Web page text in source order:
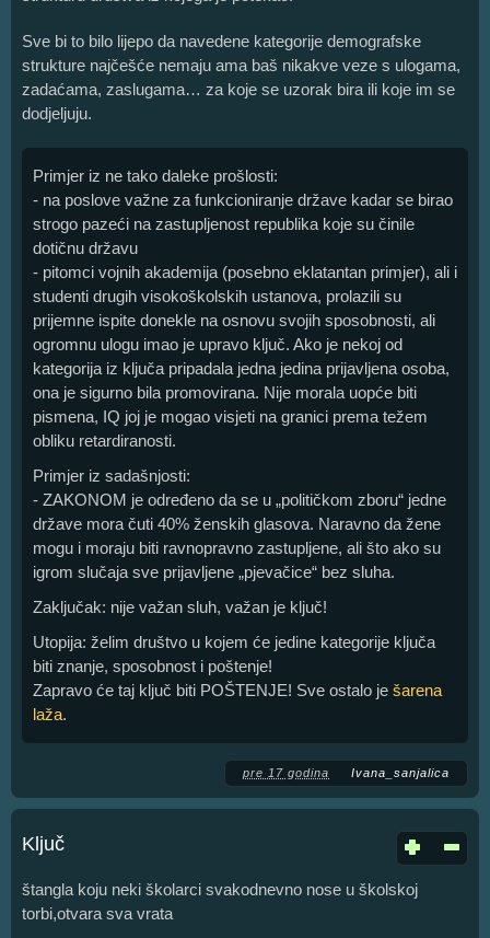
Sve bi to bilo lijepo da navedene kategorije demografske
strukture najčešće nemaju ama baš nikakve veze s ulogama,
zadaćama, zaslugama… za koje se uzorak bira ili koje im se
dodjeljuju.
Primjer iz ne tako daleke prošlosti:
- na poslove važne za funkcioniranje države kadar se birao
strogo pazeći na zastupljenost republika koje su činile
dotičnu državu
- pitomci vojnih akademija (posebno eklatantan primjer), ali i
studenti drugih visokoškolskih ustanova, prolazili su
prijemne ispite donekle na osnovu svojih sposobnosti, ali
ogromnu ulogu imao je upravo ključ. Ako je nekoj od
kategorija iz ključa pripadala jedna jedina prijavljena osoba,
ona je sigurno bila promovirana. Nije morala uopće biti
pismena, IQ joj je mogao visjeti na granici prema težem
obliku retardiranosti.
Primjer iz sadašnjosti:
- ZAKONOM je određeno da se u „političkom zboru“ jedne
države mora čuti 40% ženskih glasova. Naravno da žene
mogu i moraju biti ravnopravno zastupljene, ali što ako su
igrom slučaja sve prijavljene „pjevačice“ bez sluha.
Zaključak: nije važan sluh, važan je ključ!
Utopija: želim društvo u kojem će jedine kategorije ključa
biti znanje, sposobnost i poštenje!
Zapravo će taj ključ biti POŠTENJE! Sve ostalo je šarena
laža.
pre 17 godina Ivana_sanjalica
Ključ
štangla koju neki školarci svakodnevno nose u školskoj
torbi,otvara sva vrata